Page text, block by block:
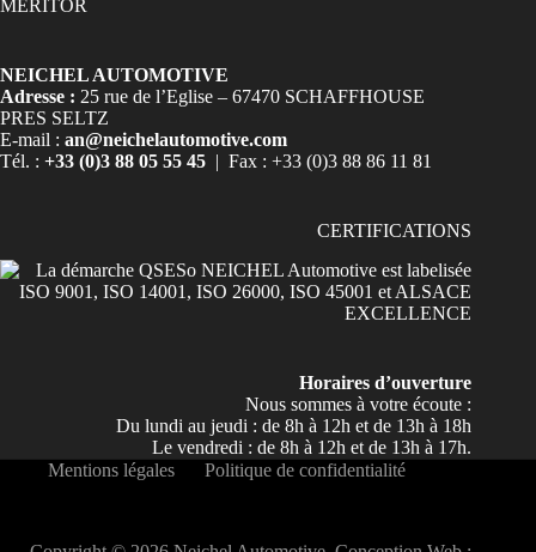
NEICHEL AUTOMOTIVE
Adresse : 25 rue de l’Eglise – 67470 SCHAFFHOUSE
PRES SELTZ
E-mail : an@neichelautomotive.com
Tél. : +33 (0)3 88 05 55 45 | Fax : +33 (0)3 88 86 11 81
CERTIFICATIONS
Horaires d’ouverture
Nous sommes à votre écoute :
Du lundi au jeudi : de 8h à 12h et de 13h à 18h
Le vendredi : de 8h à 12h et de 13h à 17h.
Mentions légales
Politique de confidentialité